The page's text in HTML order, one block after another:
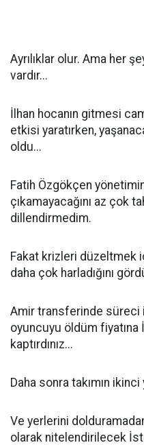
Ayrılıklar olur. Ama her
vardır...
İlhan hocanın gitmesi
etkisi yaratırken,
oldu...
Fatih Özgökçen
çıkamayacağını az çok
dillendirmedim.
Fakat krizleri düzeltmek
daha çok harladığını
Amir transferinde süreci
oyuncuyu öldüm fiyatına
kaptırdınız...
Daha sonra takımın ikinci
Ve yerlerini
olarak nitelendirilecek